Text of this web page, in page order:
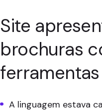
Site
brochuras
A linguagem estava